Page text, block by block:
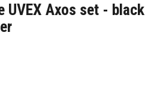
UVEX Axos set - black